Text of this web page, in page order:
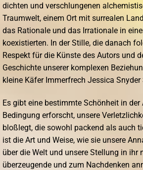
dichten und verschlungenen
Traumwelt, einem Ort mit surrealen
das Rationale und das Irrationale in
koexistierten. In der Stille, die danach
Respekt für die Künste des Autors und
Geschichte unserer komplexen
kleine Käfer Immerfrech Jessica
Es gibt eine bestimmte Schönheit in
Bedingung erforscht, unsere
bloßlegt, die sowohl packend als auch
ist die Art und Weise, wie sie unsere
über die Welt und unsere Stellung in ihr
überzeugende und zum Nachdenken